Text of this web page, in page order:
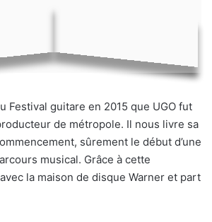
Festival guitare en 2015 que UGO fut
de métropole. Il nous livre sa
sûrement le début d’une
musical. Grâce à cette
la maison de disque Warner et part